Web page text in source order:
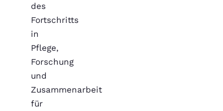
des
Fortschritts
in
Pflege,
Forschung
und
Zusammenarbeit
für